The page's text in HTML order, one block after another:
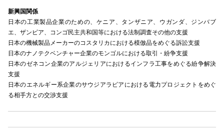
新興国関係
日本の工業製品企業のための、ケニア、タンザニア、ウガンダ、ジンバブ
エ、ザンビア、コンゴ民主共和国等における法制調査その他の支援
日本の機械製品メーカーのコスタリカにおける模倣品をめぐる訴訟支援
日本のナノテクベンチャー企業のモンゴルにおける取引・紛争支援
日本のゼネコン企業のアルジェリアにおけるインフラ工事をめぐる紛争解決
支援
日本のエネルギー系企業のサウジアラビアにおける電力プロジェクトをめぐ
る相手方との交渉支援